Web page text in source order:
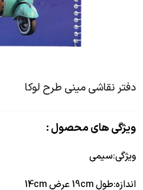
دفتر نقاشی مینی طرح لوکا
ویژگی های محصول :
ویژگی:سیمی
اندازه:طول 19cm عرض 14cm